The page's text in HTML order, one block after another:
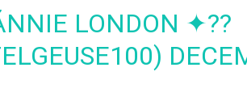
LONDON ✦??